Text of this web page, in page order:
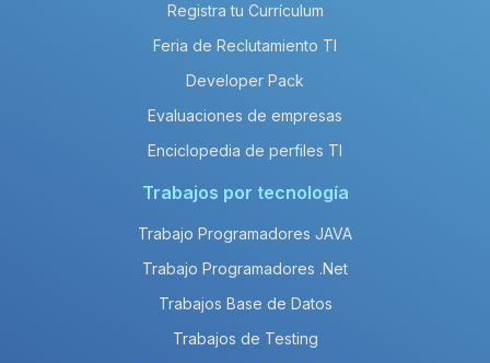
Registra tu Currículum
Feria de Reclutamiento TI
Developer Pack
Evaluaciones de empresas
Enciclopedia de perfiles TI
Trabajos por tecnología
Trabajo Programadores JAVA
Trabajo Programadores .Net
Trabajos Base de Datos
Trabajos de Testing